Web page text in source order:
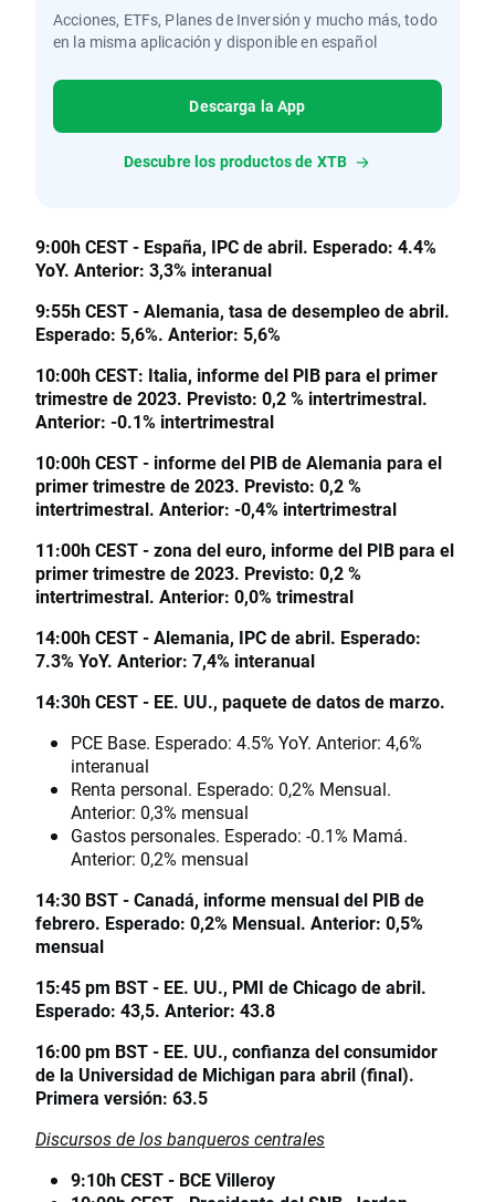
Acciones, ETFs, Planes de Inversión y mucho más, todo
en la misma aplicación y disponible en español
Descarga la App
Descubre los productos de XTB
9:00h CEST - España, IPC de abril. Esperado: 4.4%
YoY. Anterior: 3,3% interanual
9:55h CEST - Alemania, tasa de desempleo de abril.
Esperado: 5,6%. Anterior: 5,6%
10:00h CEST: Italia, informe del PIB para el primer
trimestre de 2023. Previsto: 0,2 % intertrimestral.
Anterior: -0.1% intertrimestral
10:00h CEST - informe del PIB de Alemania para el
primer trimestre de 2023. Previsto: 0,2 %
intertrimestral. Anterior: -0,4% intertrimestral
11:00h CEST - zona del euro, informe del PIB para el
primer trimestre de 2023. Previsto: 0,2 %
intertrimestral. Anterior: 0,0% trimestral
14:00h CEST - Alemania, IPC de abril. Esperado:
7.3% YoY. Anterior: 7,4% interanual
14:30h CEST - EE. UU., paquete de datos de marzo.
PCE Base. Esperado: 4.5% YoY. Anterior: 4,6%
interanual
Renta personal. Esperado: 0,2% Mensual.
Anterior: 0,3% mensual
Gastos personales. Esperado: -0.1% Mamá.
Anterior: 0,2% mensual
14:30 BST - Canadá, informe mensual del PIB de
febrero. Esperado: 0,2% Mensual. Anterior: 0,5%
mensual
15:45 pm BST - EE. UU., PMI de Chicago de abril.
Esperado: 43,5. Anterior: 43.8
16:00 pm BST - EE. UU., confianza del consumidor
de la Universidad de Michigan para abril (final).
Primera versión: 63.5
Discursos de los banqueros centrales
9:10h CEST - BCE Villeroy